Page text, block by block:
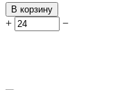
В корзину
+ −